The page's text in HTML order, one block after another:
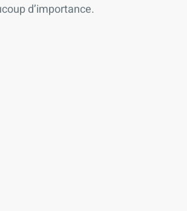
d’importance.